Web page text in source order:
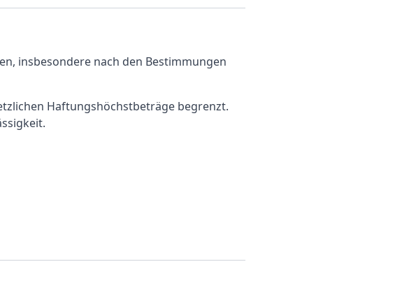
insbesondere nach den Bestimmungen
Haftungshöchstbeträge begrenzt.